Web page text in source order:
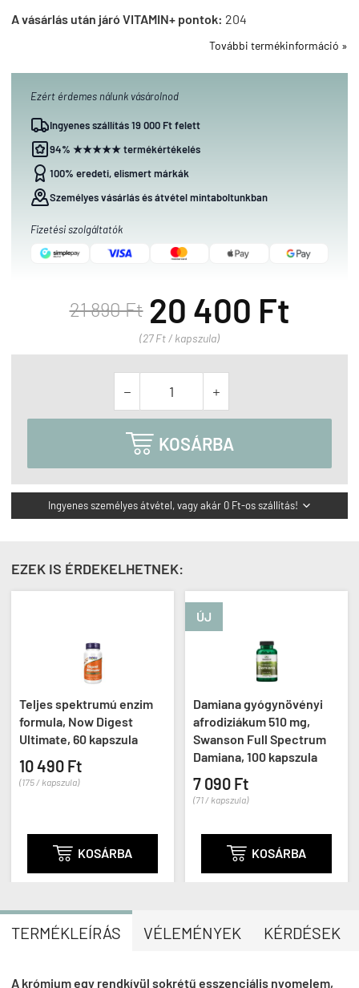
A vásárlás után járó VITAMIN+ pontok: 204
További termékinformáció »
Ezért érdemes nálunk vásárolnod
Ingyenes szállítás 19 000 Ft felett
94% ★★★★★ termékértékelés
100% eredeti, elismert márkák
Személyes vásárlás és átvétel mintaboltunkban
Fizetési szolgáltatók
21 890 Ft 20 400 Ft
(27 Ft / kapszula)
 
 KOSÁRBA
Ingyenes személyes átvétel, vagy akár 0 Ft-os szállítás! 
EZEK IS ÉRDEKELHETNEK:
Teljes spektrumú enzim
formula, Now Digest
Ultimate, 60 kapszula
10 490 Ft
(175 / kapszula)
 KOSÁRBA
ÚJ
Damiana gyógynövényi
afrodiziákum 510 mg,
Swanson Full Spectrum
Damiana, 100 kapszula
7 090 Ft
(71 / kapszula)
 KOSÁRBA
TERMÉKLEÍRÁS VÉLEMÉNYEK KÉRDÉSEK
A krómium egy rendkívül sokrétű esszenciális nyomelem,